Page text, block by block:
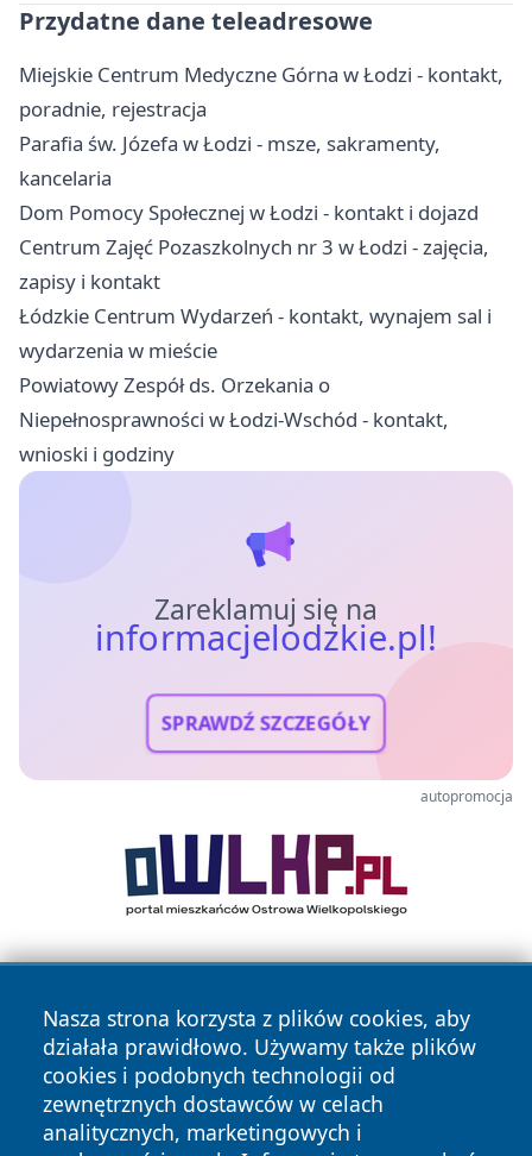
Przydatne dane teleadresowe
Miejskie Centrum Medyczne Górna w Łodzi - kontakt,
poradnie, rejestracja
Parafia św. Józefa w Łodzi - msze, sakramenty,
kancelaria
Dom Pomocy Społecznej w Łodzi - kontakt i dojazd
Centrum Zajęć Pozaszkolnych nr 3 w Łodzi - zajęcia,
zapisy i kontakt
Łódzkie Centrum Wydarzeń - kontakt, wynajem sal i
wydarzenia w mieście
Powiatowy Zespół ds. Orzekania o
Niepełnosprawności w Łodzi-Wschód - kontakt,
wnioski i godziny
Zareklamuj się na
informacjelodzkie.pl!
SPRAWDŹ SZCZEGÓŁY
autopromocja
Nasza strona korzysta z plików cookies, aby
działała prawidłowo. Używamy także plików
cookies i podobnych technologii od
zewnętrznych dostawców w celach
analitycznych, marketingowych i
Copyright © 2026 informacjelodzkie.pl Wszystkie prawa
zastrzeżone.